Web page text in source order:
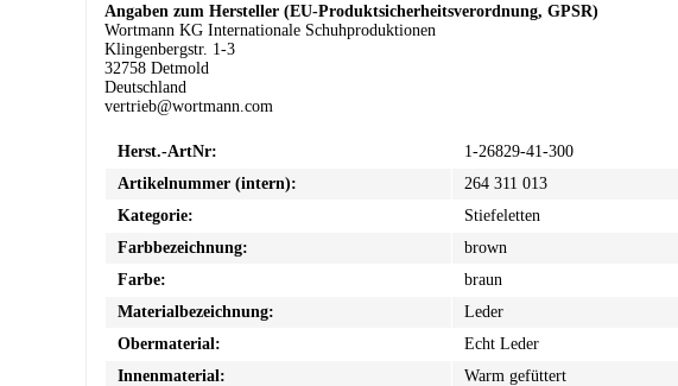
Angaben zum Hersteller (EU-Produktsicherheitsverordnung, GPSR)
Wortmann KG Internationale Schuhproduktionen
Klingenbergstr. 1-3
32758 Detmold
Deutschland
vertrieb@wortmann.com
Herst.-ArtNr:
1-26829-41-300
Artikelnummer (intern):
264 311 013
Kategorie:
Stiefeletten
Farbbezeichnung:
brown
Farbe:
braun
Materialbezeichnung:
Leder
Obermaterial:
Echt Leder
Innenmaterial:
Warm gefüttert